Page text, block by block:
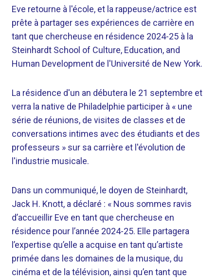
Eve retourne à l'école, et la rappeuse/actrice est
prête à partager ses expériences de carrière en
tant que chercheuse en résidence 2024-25 à la
Steinhardt School of Culture, Education, and
Human Development de l'Université de New York.
La résidence d'un an débutera le 21 septembre et
verra la native de Philadelphie participer à « une
série de réunions, de visites de classes et de
conversations intimes avec des étudiants et des
professeurs » sur sa carrière et l'évolution de
l'industrie musicale.
Dans un communiqué, le doyen de Steinhardt,
Jack H. Knott, a déclaré : « Nous sommes ravis
d’accueillir Eve en tant que chercheuse en
résidence pour l’année 2024-25. Elle partagera
l’expertise qu’elle a acquise en tant qu’artiste
primée dans les domaines de la musique, du
cinéma et de la télévision, ainsi qu’en tant que